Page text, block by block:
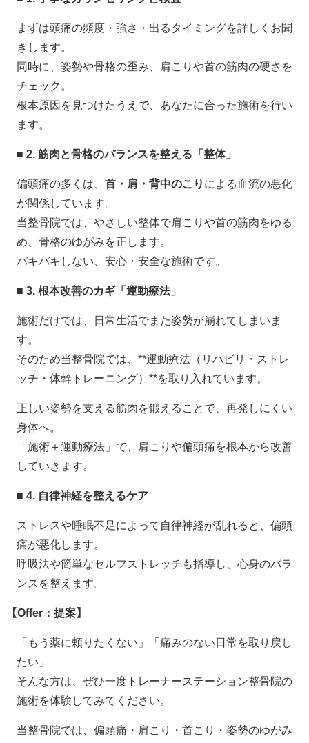
まずは頭痛の頻度・強さ・出るタイミングを詳しくお聞
きします。
同時に、姿勢や骨格の歪み、肩こりや首の筋肉の硬さを
チェック。
根本原因を見つけたうえで、あなたに合った施術を行い
ます。
■ 2. 筋肉と骨格のバランスを整える「整体」
偏頭痛の多くは、 首・肩・背中のこり による血流の悪化
が関係しています。
当整骨院では、やさしい整体で肩こりや首の筋肉をゆる
め、骨格のゆがみを正します。
バキバキしない、安心・安全な施術です。
■ 3. 根本改善のカギ「運動療法」
施術だけでは、日常生活でまた姿勢が崩れてしまいま
す。
そのため当整骨院では、 **運動療法（リハビリ・ストレ
ッチ・体幹トレーニング） **を取り入れています。
正しい姿勢を支える筋肉を鍛えることで、再発しにくい
身体へ。
「施術＋運動療法」で、肩こりや偏頭痛を根本から改善
していきます。
■ 4. 自律神経を整えるケア
ストレスや睡眠不足によって自律神経が乱れると、偏頭
痛が悪化します。
呼吸法や簡単なセルフストレッチも指導し、心身のバラ
ンスを整えます。
【Offer：提案】
「もう薬に頼りたくない」「痛みのない日常を取り戻し
たい」
そんな方は、ぜひ一度トレーナーステーション整骨院の
施術を体験してみてください。
当整骨院では、偏頭痛・肩こり・首こり・姿勢のゆがみ